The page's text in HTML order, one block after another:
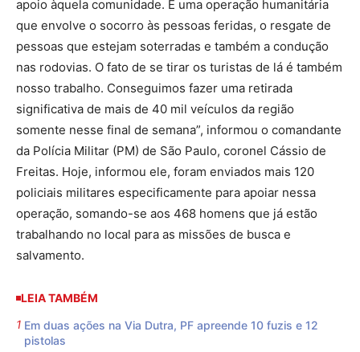
apoio àquela comunidade. É uma operação humanitária
que envolve o socorro às pessoas feridas, o resgate de
pessoas que estejam soterradas e também a condução
nas rodovias. O fato de se tirar os turistas de lá é também
nosso trabalho. Conseguimos fazer uma retirada
significativa de mais de 40 mil veículos da região
somente nesse final de semana”, informou o comandante
da Polícia Militar (PM) de São Paulo, coronel Cássio de
Freitas. Hoje, informou ele, foram enviados mais 120
policiais militares especificamente para apoiar nessa
operação, somando-se aos 468 homens que já estão
trabalhando no local para as missões de busca e
salvamento.
LEIA TAMBÉM
Em duas ações na Via Dutra, PF apreende 10 fuzis e 12
pistolas